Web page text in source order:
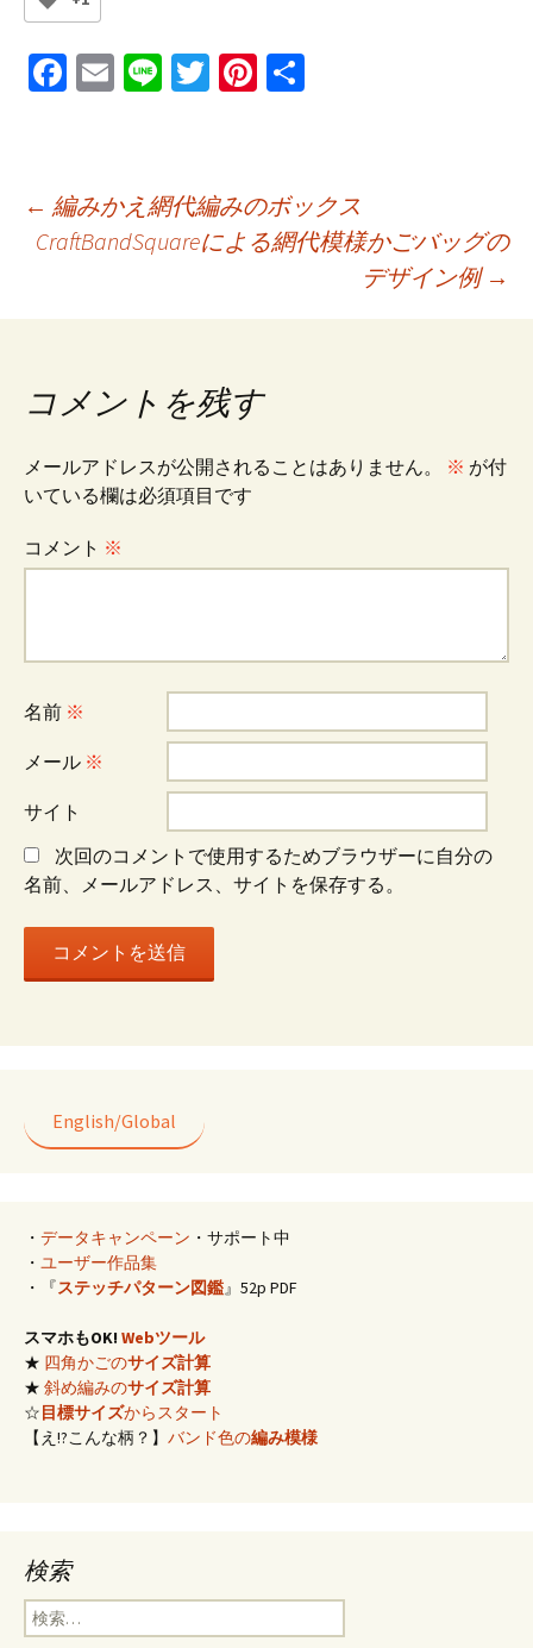
Fa
o
o
k
E
Li T
er
Pi
es
t
投
ビ
ゲ
ー
シ
ョ
ン
← 編みかえ網代編みのボックス
CraftBandSquareによる網代模様かごバッグの
デザイン例 →
コメントを残す
メールアドレスが公開されることはありません。 ※ が付
いている欄は必須項目です
コメント ※
名前 ※
メール ※
サイト
次回のコメントで使用するためブラウザーに自分の
名前、メールアドレス、サイトを保存する。
English/Global
・ データキャンペーン ・サポート中
・ ユーザー作品集
・『ステッチパターン図鑑』52p PDF
スマホもOK! Webツール
★ 四角かごのサイズ計算
★ 斜め編みのサイズ計算
☆ 目標サイズからスタート
【え!?こんな柄？】 バンド色の編み模様
検索
検
索: